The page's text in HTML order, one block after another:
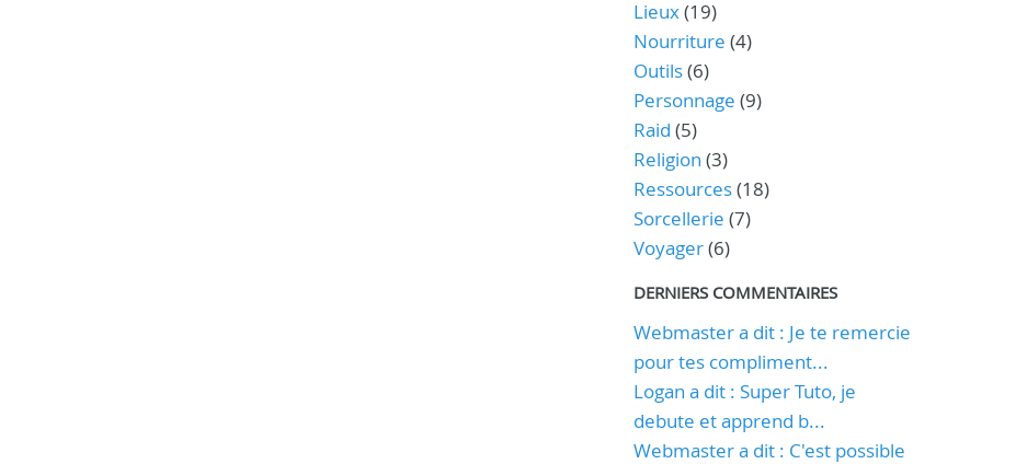
Lieux(19)
Nourriture (4)
Outils(6)
Personnage (9)
Raid (5)
Religion (3)
Ressources(18)
Sorcellerie (7)
Voyager(6)
DERNIERS COMMENTAIRES
Webmaster a dit : Je te remercie
pour tes compliment...
Logan a dit : Super Tuto, je
debute et apprend b...
Webmaster a dit : C'est possible